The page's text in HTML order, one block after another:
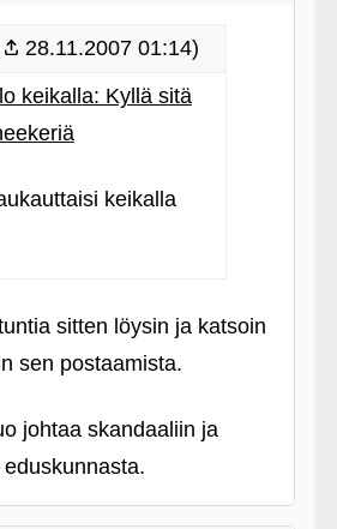
28.11.2007 01:14)
keikalla: Kyllä sitä
keikalla
sitten löysin ja katsoin
sen postaamista.
johtaa skandaaliin ja